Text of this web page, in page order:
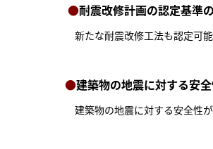
●耐震改修計画の認定基準
新たな耐震改修工法も認定可
●建築物の地震に対する安
建築物の地震に対する安全性